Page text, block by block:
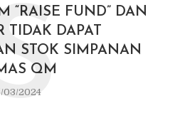
“RAISE FUND” DAN
TIDAK DAPAT
STOK SIMPANAN
QM
03/2024